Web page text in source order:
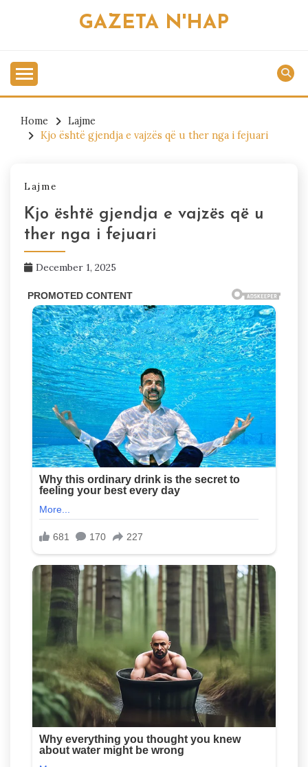
GAZETA N'HAP
Home
Lajme
Kjo është gjendja e vajzës që u ther nga i fejuari
Lajme
Kjo është gjendja e vajzës që u
ther nga i fejuari
December 1, 2025